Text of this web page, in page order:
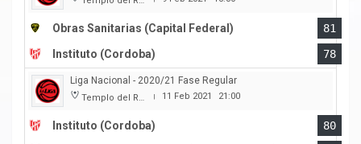
Obras Sanitarias (Capital Federal)
81
Instituto (Cordoba)
78
Liga Nacional - 2020/21 Fase Regular
Templo del Rock | 11 Feb 2021 21:00
Instituto (Cordoba)
80